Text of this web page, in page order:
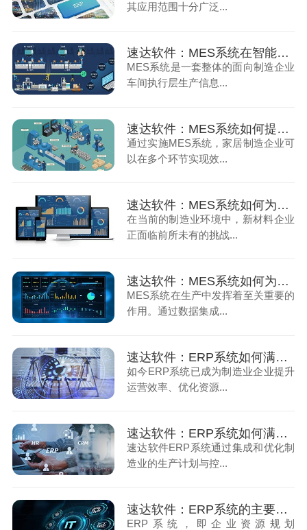
其应用范围十分广泛...
速达软件：MES系统在智能制造中扮演什么角色
MES系统是一套整体的面向制造企业
车间执行层生产信息...
速达软件：MES系统如何提高家居企业交货周期
通过实施MES系统，家居制造企业可
以在多个环节实现效...
速达软件：MES系统如何为生产赋能（上）
在当前的制造业环境中，新材料企业
正面临前所未有的挑战...
速达软件：MES系统如何为生产赋能（下）
MES系统在生产中发挥着至关重要的
作用。通过数据集成...
速达软件：ERP系统如何满足制造业要求（1）
如今ERP系统已成为制造业企业提升
运营效率、优化资源...
速达软件：ERP系统如何满足制造业要求（2）
速达软件ERP系统通过集成和优化制
造业的生产计划与控...
速达软件：ERP系统的主要功能
ERP系统，即企业资源规划